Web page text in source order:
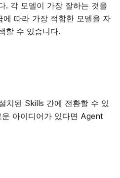
. 각 모델이 가장 잘하는 것을
따라 가장 적합한 모델을 자
할 수 있습니다.
치된 Skills 간에 전환할 수 있
아이디어가 있다면 Agent